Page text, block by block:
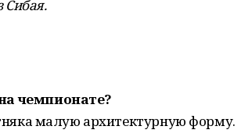
Сибая.
чемпионате?
малую архитектурную форму.